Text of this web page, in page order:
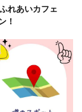
れあいカフェ
！